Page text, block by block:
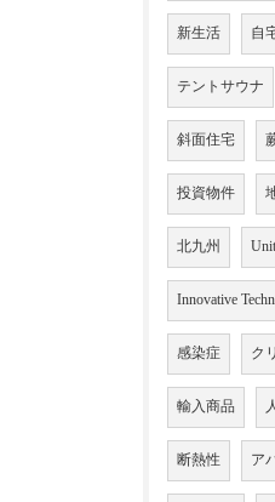
新生活 自
テントサウナ
斜面住宅
投資物件
北九州
Innovative
感染症 ク
輸入商品
断熱性 ア